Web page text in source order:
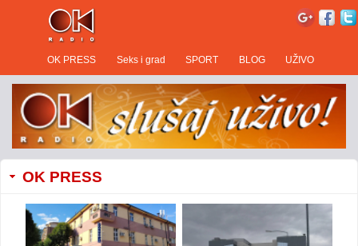
OK PRESS Seks i grad SPORT BLOG UŽIVO
OK PRESS